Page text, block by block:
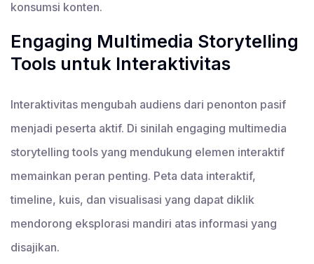
konsumsi konten.
Engaging Multimedia Storytelling
Tools untuk Interaktivitas
Interaktivitas mengubah audiens dari penonton pasif
menjadi peserta aktif. Di sinilah engaging multimedia
storytelling tools yang mendukung elemen interaktif
memainkan peran penting. Peta data interaktif,
timeline, kuis, dan visualisasi yang dapat diklik
mendorong eksplorasi mandiri atas informasi yang
disajikan.